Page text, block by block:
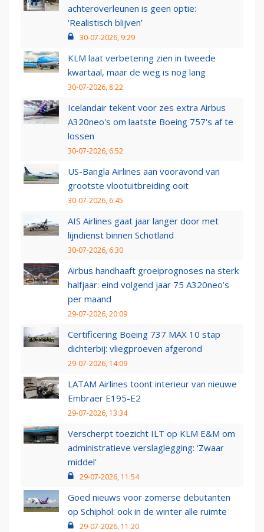
achteroverleunen is geen optie:
‘Realistisch blijven’
30-07-2026, 9:29
KLM laat verbetering zien in tweede
kwartaal, maar de weg is nog lang
30-07-2026, 8:22
Icelandair tekent voor zes extra Airbus
A320neo's om laatste Boeing 757's af te
lossen
30-07-2026, 6:52
US-Bangla Airlines aan vooravond van
grootste vlootuitbreiding ooit
30-07-2026, 6:45
AIS Airlines gaat jaar langer door met
lijndienst binnen Schotland
30-07-2026, 6:30
Airbus handhaaft groeiprognoses na sterk
halfjaar: eind volgend jaar 75 A320neo’s
per maand
29-07-2026, 20:09
Certificering Boeing 737 MAX 10 stap
dichterbij: vliegproeven afgerond
29-07-2026, 14:09
LATAM Airlines toont interieur van nieuwe
Embraer E195-E2
29-07-2026, 13:34
Verscherpt toezicht ILT op KLM E&M om
administratieve verslaglegging: ‘Zwaar
middel’
29-07-2026, 11:54
Goed nieuws voor zomerse debutanten
op Schiphol: ook in de winter alle ruimte
29-07-2026, 11:20